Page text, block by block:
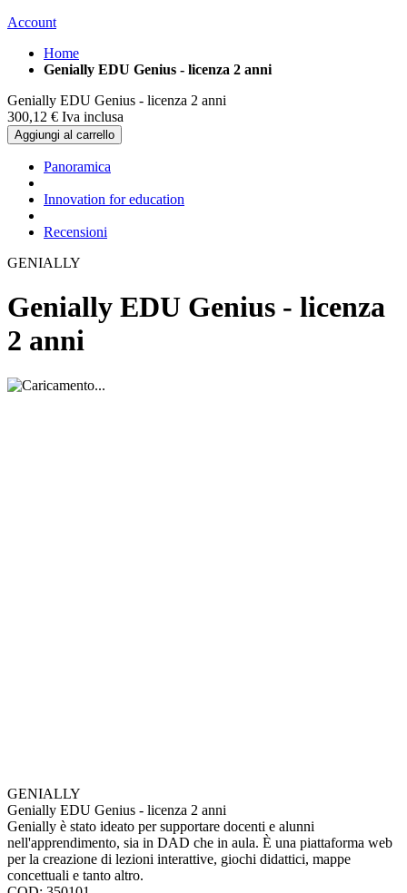
Account
Home
Genially EDU Genius - licenza 2 anni
Genially EDU Genius - licenza 2 anni
300,12 € Iva inclusa
Aggiungi al carrello
Panoramica
Innovation for education
Recensioni
GENIALLY
Genially EDU Genius - licenza
2 anni
GENIALLY
Genially EDU Genius - licenza 2 anni
Genially è stato ideato per supportare docenti e alunni
nell'apprendimento, sia in DAD che in aula. È una piattaforma web
per la creazione di lezioni interattive, giochi didattici, mappe
concettuali e tanto altro.